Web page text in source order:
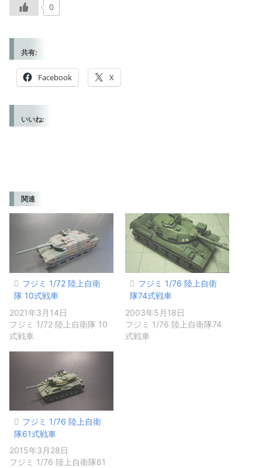
0
共有:
Facebook X
いいね:
関連
フジミ 1/72 陸上自衛
隊 10式戦車
2021年3月14日
フジミ 1/72 陸上自衛隊 10
式戦車
フジミ 1/76 陸上自衛
隊74式戦車
2003年5月18日
フジミ 1/76 陸上自衛隊74
式戦車
フジミ 1/76 陸上自衛
隊61式戦車
2015年3月28日
フジミ 1/76 陸上自衛隊61